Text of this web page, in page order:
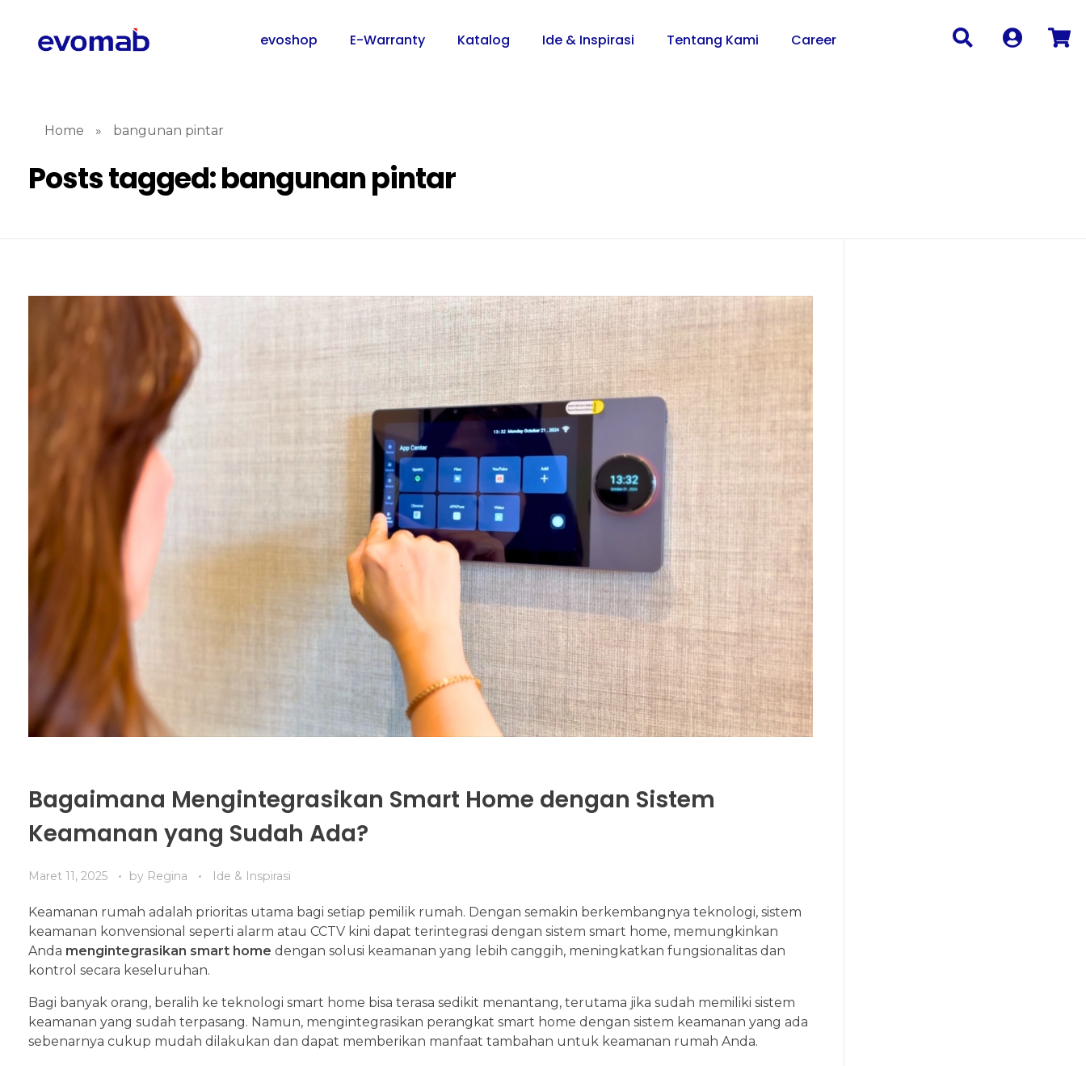
evoshop E-Warranty Katalog Ide & Inspirasi Tentang Kami Career
Home » bangunan pintar
Posts tagged: bangunan pintar
Bagaimana Mengintegrasikan Smart Home dengan Sistem
Keamanan yang Sudah Ada?
Maret 11, 2025 by Regina Ide & Inspirasi
Keamanan rumah adalah prioritas utama bagi setiap pemilik rumah. Dengan semakin berkembangnya teknologi, sistem
keamanan konvensional seperti alarm atau CCTV kini dapat terintegrasi dengan sistem smart home, memungkinkan
Anda mengintegrasikan smart home dengan solusi keamanan yang lebih canggih, meningkatkan fungsionalitas dan
kontrol secara keseluruhan.
Bagi banyak orang, beralih ke teknologi smart home bisa terasa sedikit menantang, terutama jika sudah memiliki sistem
keamanan yang sudah terpasang. Namun, mengintegrasikan perangkat smart home dengan sistem keamanan yang ada
sebenarnya cukup mudah dilakukan dan dapat memberikan manfaat tambahan untuk keamanan rumah Anda.